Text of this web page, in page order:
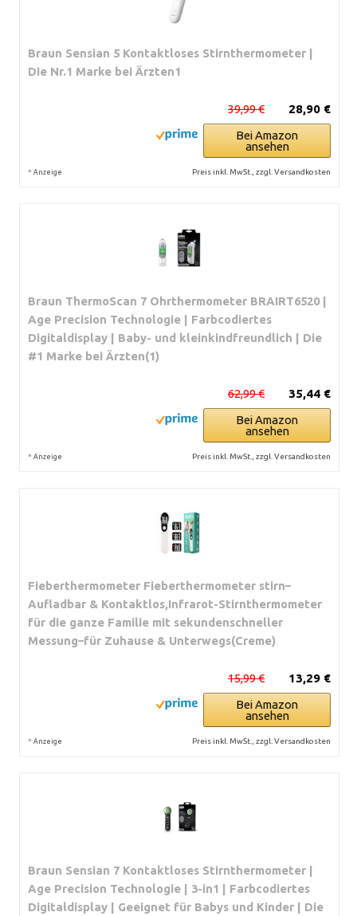
Braun Sensian 5 Kontaktloses Stirnthermometer |
Die Nr.1 Marke bei Ärzten1
28,90 €
39,99 €
Bei Amazon
ansehen
* Anzeige Preis inkl. MwSt., zzgl. Versandkosten
Braun ThermoScan 7 Ohrthermometer BRAIRT6520 |
Age Precision Technologie | Farbcodiertes
Digitaldisplay | Baby- und kleinkindfreundlich | Die
#1 Marke bei Ärzten(1)
35,44 €
62,99 €
Bei Amazon
ansehen
* Anzeige Preis inkl. MwSt., zzgl. Versandkosten
Fieberthermometer Fieberthermometer stirn–
Aufladbar & Kontaktlos,Infrarot-Stirnthermometer
für die ganze Familie mit sekundenschneller
Messung–für Zuhause & Unterwegs(Creme)
13,29 €
15,99 €
Bei Amazon
ansehen
* Anzeige Preis inkl. MwSt., zzgl. Versandkosten
Braun Sensian 7 Kontaktloses Stirnthermometer |
Age Precision Technologie | 3-in1 | Farbcodiertes
Digitaldisplay | Geeignet für Babys und Kinder | Die